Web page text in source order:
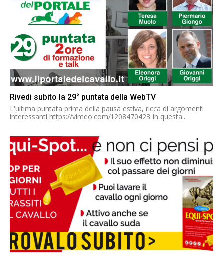
Rivedi subito la 29° puntata della WebTV
L'ultima puntata prima della pausa estiva, ricca di argomenti
interessanti https://vimeo.com/1208470423 In questa...